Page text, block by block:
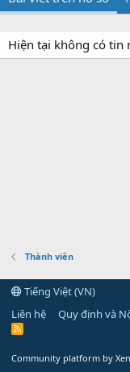
Hiện tại không có tin
Thành viên
Tiếng Việt (VN)
Liên hệ
Quy định và
R
Community platform by